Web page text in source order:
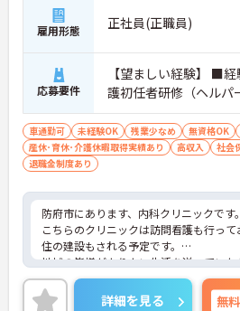
雇用形態 正社員(正職員)
応募要件
【望ましい経験】 ■
護初任者研修（ヘルパ
車通勤可 未経験OK 残業少なめ 無資格OK
産休･育休･介護休暇取得実績あり
高収入 社会
退職金制度あり
防府市にあります、内科クリニックです。
こちらのクリニックは訪問看護も行っ
住の建設もされる予定です。
地域の皆様がよりよい生活を送っていた
に、医療の充実を図られております。
気になる方はお問い合わせ下さいませ！
詳細を見る 無料